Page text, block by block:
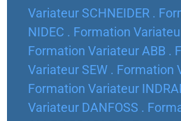
Schneider : PL7 Pro,
Control Expert, So
Designer
Rockwell / Allen Bradley
SLC500, Studio 5000,
Beckhoff Twincat3 et
Variateur SCHNEIDER .
NIDEC . Formation
Formation Variateur ABB .
Variateur SEW . Formation
Formation Variateur
Variateur DANFOSS .